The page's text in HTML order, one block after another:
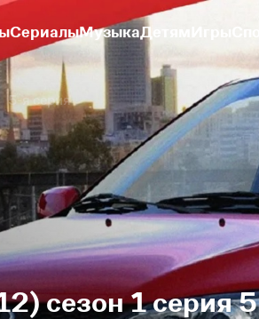
СериалыМузыкаДетям
5-я серия
сезон 1 серия 5